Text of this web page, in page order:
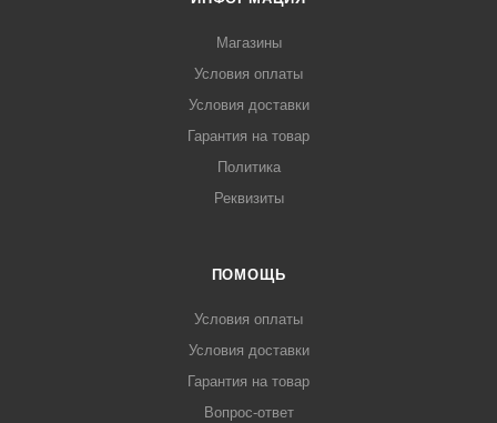
Магазины
Условия оплаты
Условия доставки
Гарантия на товар
Политика
Реквизиты
ПОМОЩЬ
Условия оплаты
Условия доставки
Гарантия на товар
Вопрос-ответ